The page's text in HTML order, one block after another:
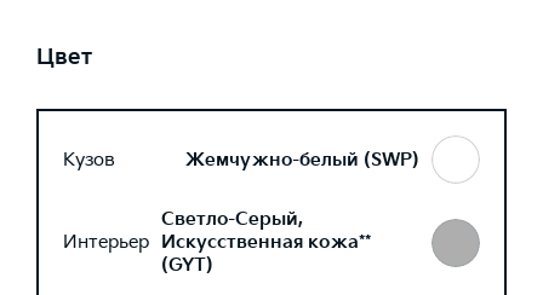
Цвет
Кузов Жемчужно-белый (SWP)
Интерьер
Светло-Серый,
Искусственная кожа**
(GYT)